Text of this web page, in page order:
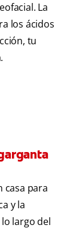
La
los ácidos
tu
casa para
y la
largo del